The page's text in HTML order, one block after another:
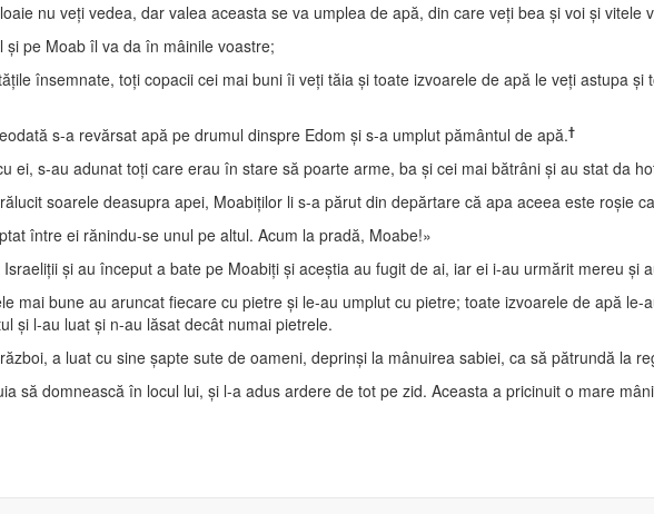
nu veţi vedea, dar valea aceasta se va umplea de apă, din care veţi bea şi voi şi vitele
pe Moab îl va da în mâinile voastre;
însemnate, toţi copacii cei mai buni îi veţi tăia şi toate izvoarele de apă le veţi astupa şi
s-a revărsat apă pe drumul dinspre Edom şi s-a umplut pământul de apă.†
ei, s-au adunat toţi care erau în stare să poarte arme, ba şi cei mai bătrâni şi au stat da
soarele deasupra apei, Moabiţilor li s-a părut din depărtare că apa aceea este roşie
între ei rănindu-se unul pe altul. Acum la pradă, Moabe!»
şi au început a bate pe Moabiţi şi aceştia au fugit de ai, iar ei i-au urmărit mereu şi
mai bune au aruncat fiecare cu pietre şi le-au umplut cu pietre; toate izvoarele de apă le-
şi l-au luat şi n-au lăsat decât numai pietrele.
a luat cu sine şapte sute de oameni, deprinşi la mânuirea sabiei, ca să pătrundă la
să domnească în locul lui, şi l-a adus ardere de tot pe zid. Aceasta a pricinuit o mare